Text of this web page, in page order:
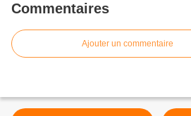
Commentaires
Ajouter un commentaire